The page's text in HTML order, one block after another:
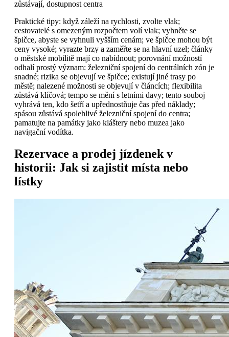
zůstávají, dostupnost centra
Praktické tipy: když záleží na rychlosti, zvolte vlak;
cestovatelé s omezeným rozpočtem volí vlak; vyhněte se
špičce, abyste se vyhnuli vyšším cenám; ve špičce mohou být
ceny vysoké; vyrazte brzy a zaměřte se na hlavní uzel; články
o městské mobilitě mají co nabídnout; porovnání možností
odhalí prostý význam: železniční spojení do centrálních zón je
snadné; rizika se objevují ve špičce; existují jiné trasy po
městě; nalezené možnosti se objevují v článcích; flexibilita
zůstává klíčová; tempo se mění s letními davy; tento souboj
vyhrává ten, kdo šetří a upřednostňuje čas před náklady;
spásou zůstává spolehlivé železniční spojení do centra;
pamatujte na památky jako kláštery nebo muzea jako
navigační vodítka.
Rezervace a prodej jízdenek v
historii: Jak si zajistit místa nebo
lístky